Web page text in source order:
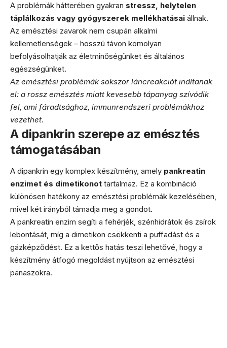
A problémák hátterében gyakran stressz, helytelen
táplálkozás vagy gyógyszerek mellékhatásai állnak.
Az emésztési zavarok nem csupán alkalmi
kellemetlenségek – hosszú távon komolyan
befolyásolhatják az életminőségünket és általános
egészségünket.
Az emésztési problémák sokszor láncreakciót indítanak
el: a rossz emésztés miatt kevesebb tápanyag szívódik
fel, ami fáradtsághoz, immunrendszeri problémákhoz
vezethet.
A dipankrin szerepe az emésztés
támogatásában
A dipankrin egy komplex készítmény, amely pankreatin
enzimet és dimetikonot tartalmaz. Ez a kombináció
különösen hatékony az emésztési problémák kezelésében,
mivel két irányból támadja meg a gondot.
A pankreatin enzim segíti a fehérjék, szénhidrátok és zsírok
lebontását, míg a dimetikon csökkenti a puffadást és a
gázképződést. Ez a kettős hatás teszi lehetővé, hogy a
készítmény átfogó megoldást nyújtson az emésztési
panaszokra.